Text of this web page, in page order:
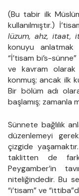
(Bu tabir ilk
kullanılmıştır.)
lüzum, ahz, itaat,
konuyu anlatmak
“İ’tisam bi’s-
ve kavram olarak
konmuş; ancak ilk
Bir bölüm adı
başlamış; zamanla
Sünnete bağlılık
düzenlemeyi
çizgide
taklitten de
Peygamber’in
niteliğindedir. Bu
“i’tisam” ve